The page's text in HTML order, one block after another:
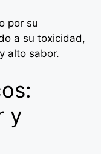
por su
a su toxicidad,
alto sabor.
y